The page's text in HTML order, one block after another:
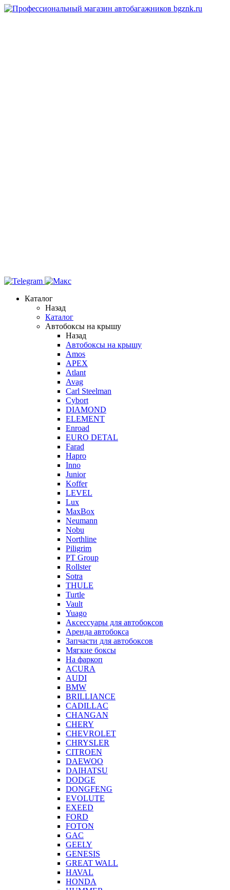
Каталог
Назад
Каталог
Автобоксы на крышу
Назад
Автобоксы на крышу
Amos
APEX
Atlant
Avag
Carl Steelman
Cybort
DIAMOND
ELEMENT
Enroad
EURO DETAL
Farad
Hapro
Inno
Junior
Koffer
LEVEL
Lux
MaxBox
Neumann
Nobu
Northline
Piligrim
PT Group
Rollster
Sotra
THULE
Turtle
Vault
Yuago
Аксессуары для автобоксов
Аренда автобокса
Запчасти для автобоксов
Мягкие боксы
На фаркоп
ACURA
AUDI
BMW
BRILLIANCE
CADILLAC
CHANGAN
CHERY
CHEVROLET
CHRYSLER
CITROEN
DAEWOO
DAIHATSU
DODGE
DONGFENG
EVOLUTE
EXEED
FORD
FOTON
GAC
GEELY
GENESIS
GREAT WALL
HAVAL
HONDA